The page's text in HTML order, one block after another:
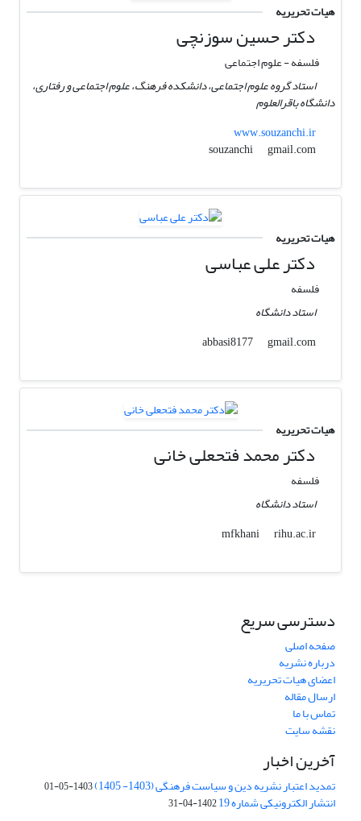
هیات تحریریه
دکتر حسین سوزنچی
فلسفه - علوم اجتماعی
استاد گروه علوم اجتماعی، دانشکده فرهنگ، علوم اجتماعی و رفتاری،
دانشگاه باقرالعلوم
www.souzanchi.ir
souzanchi
gmail.com
هیات تحریریه
دکتر علی عباسی
فلسفه
استاد دانشگاه
abbasi8177
gmail.com
هیات تحریریه
دکتر محمد فتحعلی خانی
فلسفه
استاد دانشگاه
mfkhani
rihu.ac.ir
دسترسی سریع
صفحه اصلی
درباره نشریه
اعضای هیات تحریریه
ارسال مقاله
تماس با ما
نقشه سایت
آخرین اخبار
تمدید اعتبار نشریه دین و سیاست فرهنگی (1403- 1405) 1403-05-01
انتشار الکترونیکی شماره 19 1402-04-31